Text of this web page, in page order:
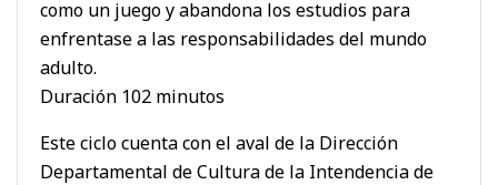
como un juego y abandona los estudios para
enfrentase a las responsabilidades del mundo
adulto.
Duración 102 minutos
Este ciclo cuenta con el aval de la Dirección
Departamental de Cultura de la Intendencia de